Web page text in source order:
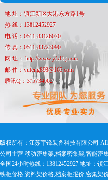
地 址：镇江新区大港东方路1号
热 线：13812452927
电 话：0511-83126070
传 真：0511-83723090
网 址： http://www.yfzbkj.com
邮 件：yufeng898@163.com
腾讯Q：375734062
版权所有：江苏宇锋装备科技有限公司 All
公司主营 移动密集架,档案密集架,智能密
全国24小时热线：13812452927 地址：镇
铁柜价格,资料架价格,档案柜报价,密集架